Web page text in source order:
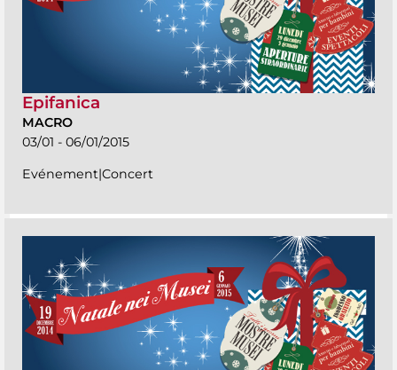
Epifanica
MACRO
03/01 - 06/01/2015
Evénement|Concert